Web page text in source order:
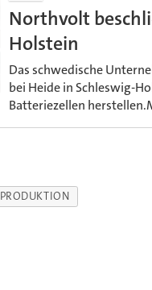
Northvolt
Holstein
Das schwedische
bei Heide in Schleswig-
Batteriezellen
PRODUKTION